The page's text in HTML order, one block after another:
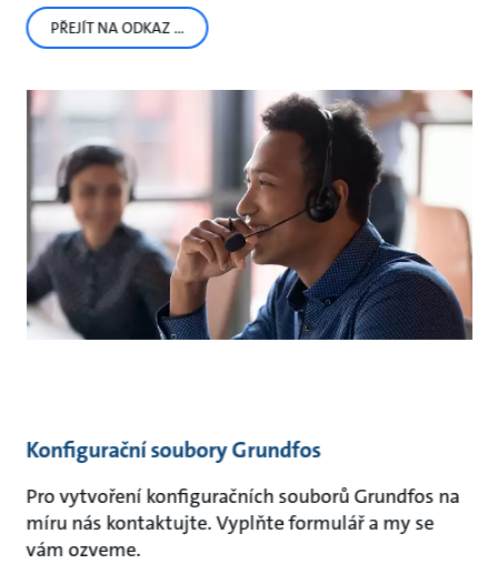
PŘEJÍT NA ODKAZ …
Konfigurační soubory Grundfos
Pro vytvoření konfiguračních souborů Grundfos na
míru nás kontaktujte. Vyplňte formulář a my se
vám ozveme.